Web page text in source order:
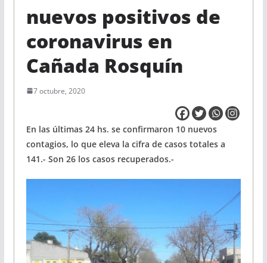
nuevos positivos de
coronavirus en
Cañada Rosquín
7 octubre, 2020
En las últimas 24 hs. se confirmaron 10 nuevos
contagios, lo que eleva la cifra de casos totales a
141.- Son 26 los casos recuperados.-